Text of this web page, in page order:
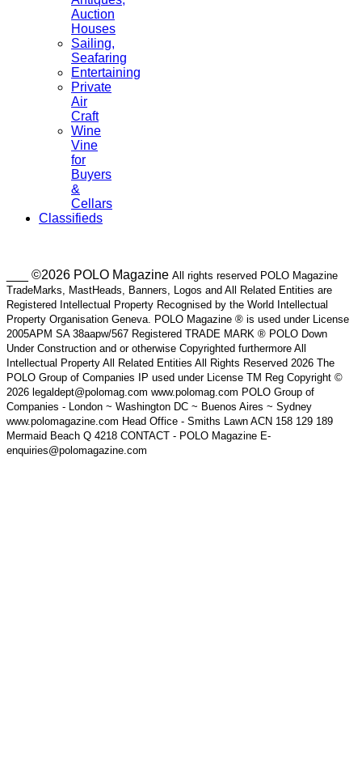
Auction
Houses
Sailing,
Seafaring
Entertaining
Private
Air
Craft
Wine
Vine
for
Buyers
&
Cellars
Classifieds
___ ©2026 POLO Magazine All rights reserved POLO Magazine
TradeMarks, MastHeads, Banners, Logos and All Related Entities are
Registered Intellectual Property Recognised by the World Intellectual
Property Organisation Geneva. POLO Magazine ® is used under License
2005APM SA 38aapw/567 Registered TRADE MARK ® POLO Down
Under Construction and or otherwise Copyrighted furthermore All
Intellectual Property All Related Entities All Rights Reserved 2026 The
POLO Group of Companies IP used under License TM Reg Copyright ©
2026 legaldept@polomag.com www.polomag.com POLO Group of
Companies - London ~ Washington DC ~ Buenos Aires ~ Sydney
www.polomagazine.com Head Office - Smiths Lawn ACN 158 129 189
Mermaid Beach Q 4218 CONTACT - POLO Magazine E-
enquiries@polomagazine.com